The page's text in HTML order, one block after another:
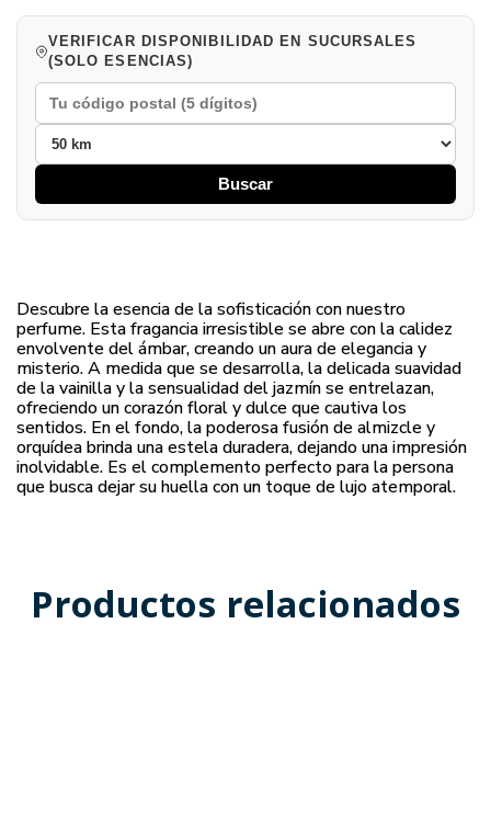
VERIFICAR DISPONIBILIDAD EN SUCURSALES
(SOLO ESENCIAS)
Buscar
Descubre la esencia de la sofisticación con nuestro
perfume. Esta fragancia irresistible se abre con la calidez
envolvente del ámbar, creando un aura de elegancia y
misterio. A medida que se desarrolla, la delicada suavidad
de la vainilla y la sensualidad del jazmín se entrelazan,
ofreciendo un corazón floral y dulce que cautiva los
sentidos. En el fondo, la poderosa fusión de almizcle y
orquídea brinda una estela duradera, dejando una impresión
inolvidable. Es el complemento perfecto para la persona
que busca dejar su huella con un toque de lujo atemporal.
Productos relacionados